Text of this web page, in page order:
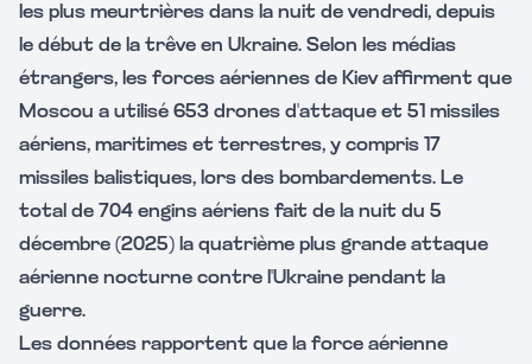
les plus meurtrières dans la nuit de vendredi, depuis
le début de la trêve en Ukraine. Selon les médias
étrangers, les forces aériennes de Kiev affirment que
Moscou a utilisé 653 drones d'attaque et 51 missiles
aériens, maritimes et terrestres, y compris 17
missiles balistiques, lors des bombardements. Le
total de 704 engins aériens fait de la nuit du 5
décembre (2025) la quatrième plus grande attaque
aérienne nocturne contre l'Ukraine pendant la
guerre.
Les données rapportent que la force aérienne